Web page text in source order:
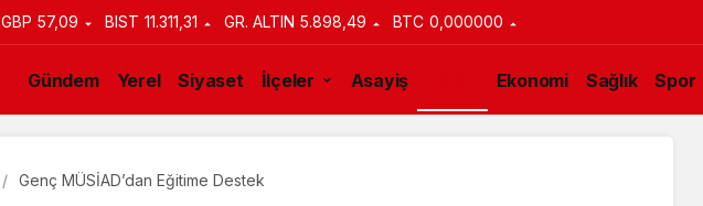
GBP 57,09 BIST 11.311,31 GR. ALTIN 5.898,49 BTC 0,000000
Gündem Yerel Siyaset İlçeler Asayiş Ekonomi Sağlık Spor
Genç MÜSİAD’dan Eğitime Destek